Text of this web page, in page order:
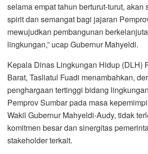
selama empat tahun berturut-turut, akan
spirit dan semangat bagi jajaran
mewujudkan pembangunan
lingkungan,” ucap Gubernur Mahyeldi.
Kepala Dinas Lingkungan Hidup (DLH)
Barat, Tasliatul Fuadi menambahkan,
penghargaan tertinggi bidang
Pemprov Sumbar pada masa
Wakil Gubernur Mahyeldi-Audy, tidak
komitmen besar dan sinergitas
stakeholder terkait.